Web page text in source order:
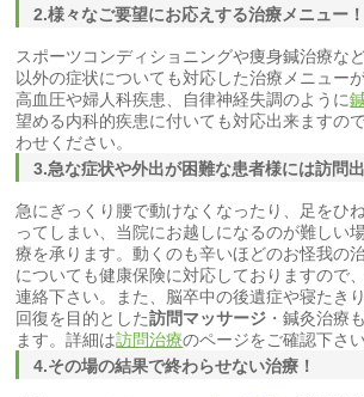
2.様々なご要望にお応えする治療メニュー！
スポーツコンディショニングや痩身鍼治療な
以外の症状についても対応した治療メニュー
高血圧や婦人科疾患、自律神経失調のように
望める内科的疾患に付いても対応出来ますの
わせください。
3.急な症状や外出が困難な患者様には訪問
急にぎっくり腰で動けなくなったり、足をひ
ってしまい、当院にお越しになるのが難しい
療を承ります。動くのも辛いほどのお怪我の
についても健康保険に対応しておりますので
連絡下さい。また、脳卒中の後遺症や寝たき
回復を目的とした訪問マッサージ ・鍼灸治療
ます。詳細は訪問治療のページをご確認下さい
4.その場の結果で終わらせない治療！